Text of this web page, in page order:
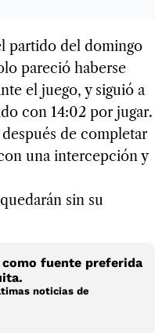
partido del domingo
pareció haberse
el juego, y siguió a
con 14:02 por jugar.
de completar
una intercepción y
sin su
como fuente preferida
noticias de